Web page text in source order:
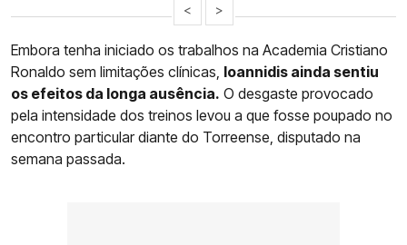
< >
Embora tenha iniciado os trabalhos na Academia Cristiano
Ronaldo sem limitações clínicas, Ioannidis ainda sentiu
os efeitos da longa ausência. O desgaste provocado
pela intensidade dos treinos levou a que fosse poupado no
encontro particular diante do Torreense, disputado na
semana passada.